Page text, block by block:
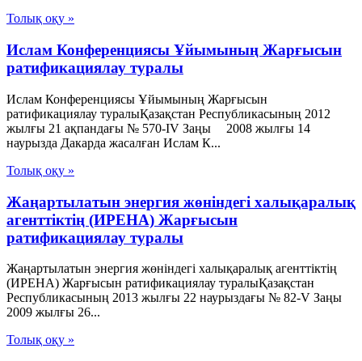
Толық оқу »
Ислам Конференциясы Ұйымының Жарғысын
ратификациялау туралы
Ислам Конференциясы Ұйымының Жарғысын
ратификациялау туралыҚазақстан Республикасының 2012
жылғы 21 ақпандағы № 570-IV Заңы 2008 жылғы 14
наурызда Дакарда жасалған Ислам К...
Толық оқу »
Жаңартылатын энергия жөніндегі халықаралық
агенттіктің (ИРЕНА) Жарғысын
ратификациялау туралы
Жаңартылатын энергия жөніндегі халықаралық агенттіктің
(ИРЕНА) Жарғысын ратификациялау туралыҚазақстан
Республикасының 2013 жылғы 22 наурыздағы № 82-V Заңы
2009 жылғы 26...
Толық оқу »